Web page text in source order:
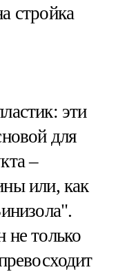
стройка
эти
для
–
или, как
не только